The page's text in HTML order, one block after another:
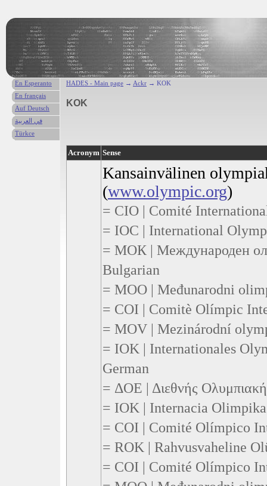
HADES - Main page → Ackr → KOK
KOK
Acronym Sense
Kansainvälinen
(www.olympic.org)
= CIO | Comité
= IOC | International
= МОК | Международен
Bulgarian
= MOO | Međunarodni
= COI | Comitè Olímpic
= MOV | Mezinárodní
= IOK | Internationales
German
= ΔΟΕ | Διεθνής
= IOK | Internacia
= COI | Comité Olímpico
= ROK | Rahvusvaheline
= COI | Comité Olímpico
En Esperanto
En français
Auf Deutsch
في العربية
Türkce